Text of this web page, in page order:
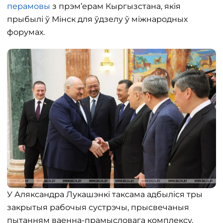
перамовы з прэм’ерам Кыргызстана, якія
прыбылі ў Мінск для ўдзелу ў міжнародных
форумах.
У Аляксандра Лукашэнкі таксама адбыліся тры
закрытыя рабочыя сустрэчы, прысвечаныя
пытанням ваенна-прамысловага комплексу,